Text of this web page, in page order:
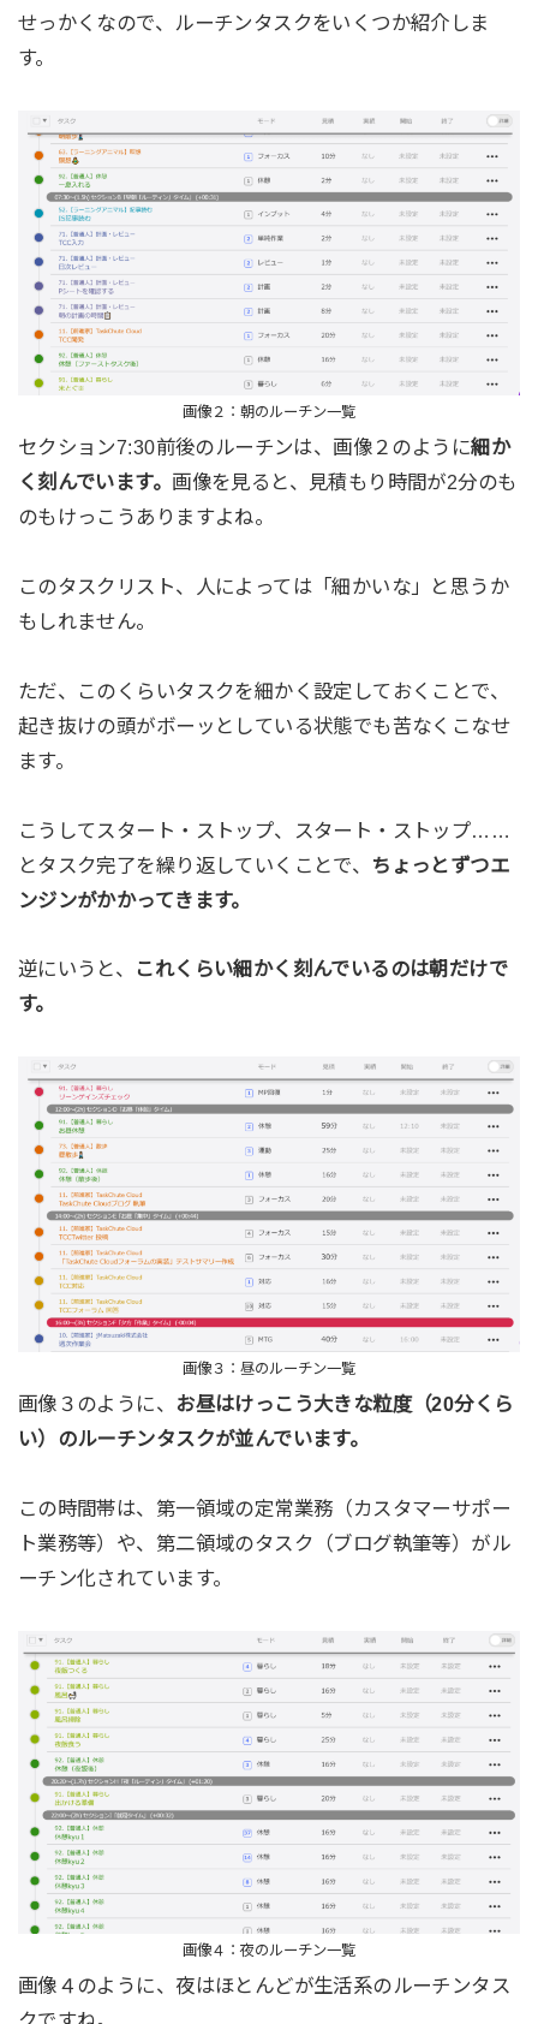
せっかくなので、ルーチンタスクをいくつか紹介しま
す。
画像２：朝のルーチン一覧
セクション7:30前後のルーチンは、画像２のように細か
く刻んでいます。 画像を見ると、見積もり時間が2分のも
のもけっこうありますよね。
このタスクリスト、人によっては「細かいな」と思うか
もしれません。
ただ、このくらいタスクを細かく設定しておくことで、
起き抜けの頭がボーッとしている状態でも苦なくこなせ
ます。
こうしてスタート・ストップ、スタート・ストップ……
とタスク完了を繰り返していくことで、 ちょっとずつエ
ンジンがかかってきます。
逆にいうと、 これくらい細かく刻んでいるのは朝だけで
す。
画像３：昼のルーチン一覧
画像３のように、
お昼はけっこう大きな粒度（20分くら
い）のルーチンタスクが並んでいます。
この時間帯は、第一領域の定常業務（カスタマーサポー
ト業務等）や、第二領域のタスク（ブログ執筆等）がル
ーチン化されています。
画像４：夜のルーチン一覧
画像４のように、夜はほとんどが生活系のルーチンタス